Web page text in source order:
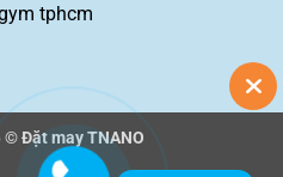
tphcm
©Đặt may TNANO